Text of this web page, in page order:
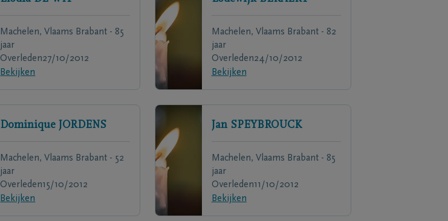
Machelen, Vlaams Brabant - 85
jaar
Overleden27/10/2012
Bekijken
Machelen, Vlaams Brabant - 82
jaar
Overleden24/10/2012
Bekijken
Dominique JORDENS
Machelen, Vlaams Brabant - 52
jaar
Overleden15/10/2012
Bekijken
Jan SPEYBROUCK
Machelen, Vlaams Brabant - 85
jaar
Overleden11/10/2012
Bekijken